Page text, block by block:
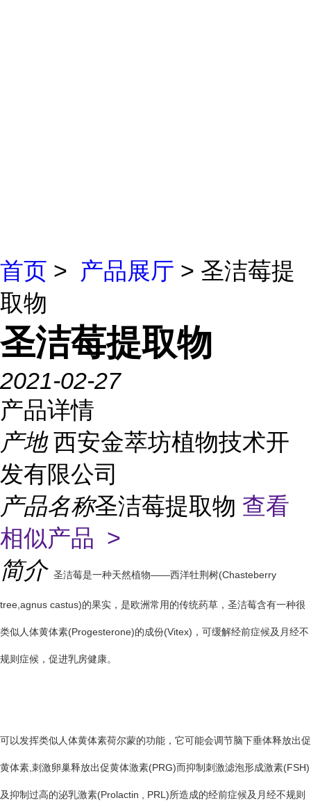
首页 > 产品展厅 > 圣洁莓提
取物
圣洁莓提取物
2021-02-27
产品详情
产地 西安金萃坊植物技术开
发有限公司
产品名称圣洁莓提取物 查看
相似产品 >
简介 圣洁莓是一种天然植物——西洋牡荆树(Chasteberry
tree,agnus castus)的果实，是欧洲常用的传统药草，圣洁莓含有一种很
类似人体黄体素(Progesterone)的成份(Vitex)，可缓解经前症候及月经不
规则症候，促进乳房健康。
可以发挥类似人体黄体素荷尔蒙的功能，它可能会调节脑下垂体释放出促
黄体素,刺激卵巢释放出促黄体激素(PRG)而抑制刺激滤泡形成激素(FSH)
及抑制过高的泌乳激素(Prolactin , PRL)所造成的经前症候及月经不规则